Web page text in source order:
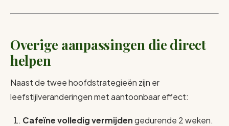
Overige aanpassingen die direct
helpen
Naast de twee hoofdstrategieën zijn er
leefstijlveranderingen met aantoonbaar effect:
Cafeïne volledig vermijdengedurende 2 weken.